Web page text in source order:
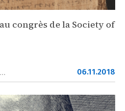
congrès de la Society of
06.11.2018